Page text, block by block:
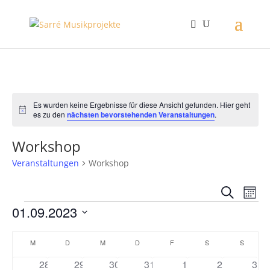
Hinweis
Es wurden keine Ergebnisse für diese Ansicht gefunden. Hier geht
es zu dennächsten bevorstehenden Veranstaltungen.
Workshop
Veranstaltungen Workshop
Suche
Suche
Veranstaltungen
01.09.2023
wählen.
Kalender
MMONTAG DDIENSTAGMMITTWOCH
DDONNERSTAG
F S SAMSTAGS
0
28
0
29
0
30
0
31
0
1
0
2
0
3